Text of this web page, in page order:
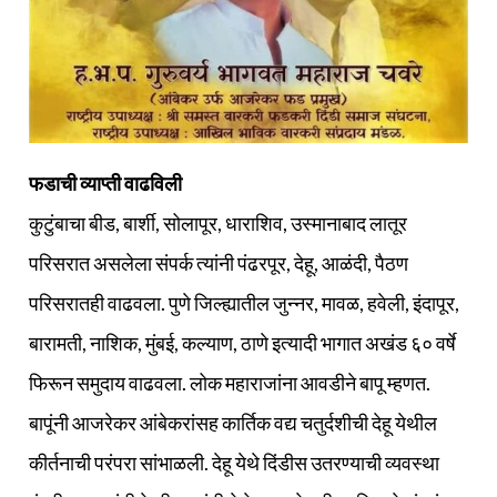
फडाची व्याप्ती वाढविली
कुटुंबाचा बीड, बार्शी, सोलापूर, धाराशिव, उस्मानाबाद लातूर
परिसरात असलेला संपर्क त्यांनी पंढरपूर, देहू, आळंदी, पैठण
परिसरातही वाढवला. पुणे जिल्ह्यातील जुन्नर, मावळ, हवेली, इंदापूर,
बारामती, नाशिक, मुंबई, कल्याण, ठाणे इत्यादी भागात अखंड ६० वर्षे
फिरून समुदाय वाढवला. लोक महाराजांना आवडीने बापू म्हणत.
बापूंनी आजरेकर आंबेकरांसह कार्तिक वद्य चतुर्दशीची देहू येथील
कीर्तनाची परंपरा सांभाळली. देहू येथे दिंडीस उतरण्याची व्यवस्था